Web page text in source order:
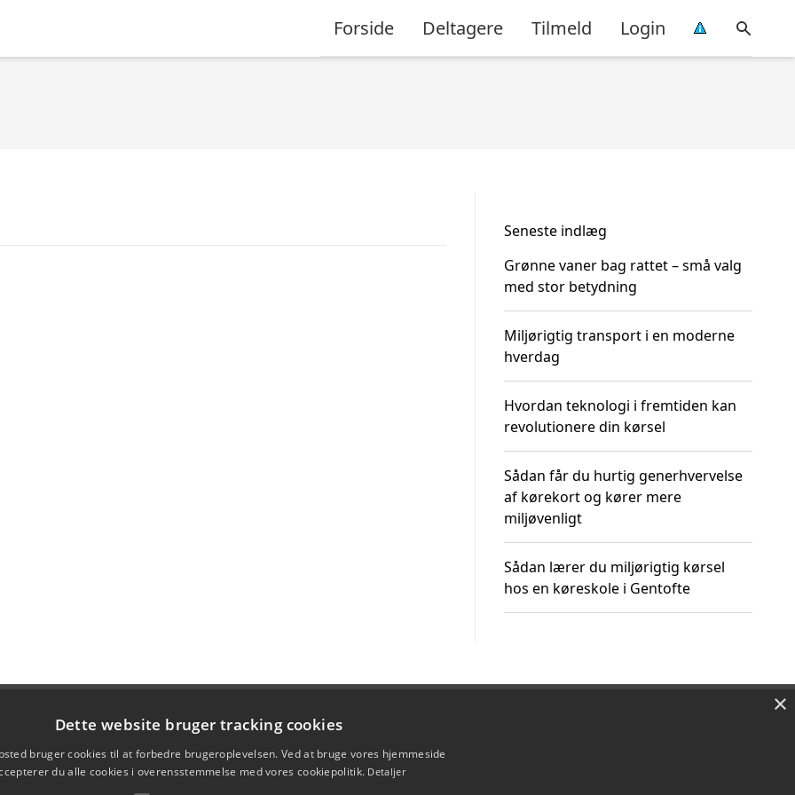
Forside Deltagere Tilmeld Login
Seneste indlæg
Grønne vaner bag rattet – små valg
med stor betydning
Miljørigtig transport i en moderne
hverdag
Hvordan teknologi i fremtiden kan
revolutionere din kørsel
Sådan får du hurtig generhvervelse
af kørekort og kører mere
miljøvenligt
Sådan lærer du miljørigtig kørsel
hos en køreskole i Gentofte
×
Dette website bruger tracking cookies
bruger cookies til at forbedre brugeroplevelsen. Ved at bruge vores hjemmeside
du alle cookies i overensstemmelse med vores cookiepolitik. Detaljer